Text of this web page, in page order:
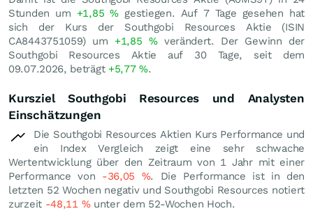
Stunden um +1,85% gestiegen. Auf 7 Tage gesehen hat
sich der Kurs der Southgobi Resources Aktie (ISIN
CA8443751059) um +1,85 %verändert. Der Gewinn der
Southgobi Resources Aktie auf 30 Tage, seit dem
09.07.2026, beträgt +5,77%.
Kursziel Southgobi Resources und Analysten
Einschätzungen
Die Southgobi Resources Aktien Kurs Performance und
ein Index Vergleich zeigt eine sehr schwache
Wertentwicklung über den Zeitraum von 1 Jahr mit einer
Performance von -36,05 %. Die Performance ist in den
letzten 52 Wochen negativ und Southgobi Resources notiert
zurzeit -48,11 %unter dem 52-Wochen Hoch.